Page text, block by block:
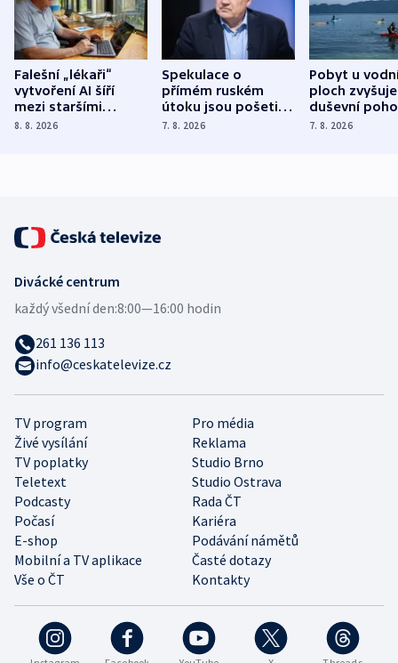
Falešní „lékaři“
vytvoření AI šíří
mezi staršími
Poláky nebezpečné
8. 8. 2026
Spekulace o
přímém ruském
útoku jsou pošetilé,
míní estonský
7. 8. 2026
Pobyt u
ploch zvyšuje
duševní
ukázala
7. 8. 2026
TV program
Pro média
Živé vysílání
Reklama
TV poplatky
Studio Brno
Teletext
Studio Ostrava
Podcasty
Rada ČT
Počasí
Kariéra
E-shop
Podávání námětů
Mobilní a TV aplikace
Časté dotazy
Vše o ČT
Kontakty
Divácké centrum
každý všední den:8:00—16:00 hodin
261 136 113
info@ceskatelevize.cz